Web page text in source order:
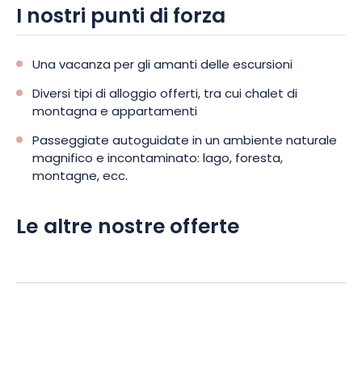
I nostri punti di forza
Una vacanza per gli amanti delle escursioni
Diversi tipi di alloggio offerti, tra cui chalet di
montagna e appartamenti
Passeggiate autoguidate in un ambiente naturale
magnifico e incontaminato: lago, foresta,
montagne, ecc.
Le altre nostre offerte